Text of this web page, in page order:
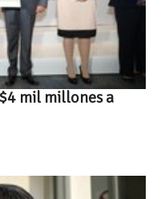
mil millones a